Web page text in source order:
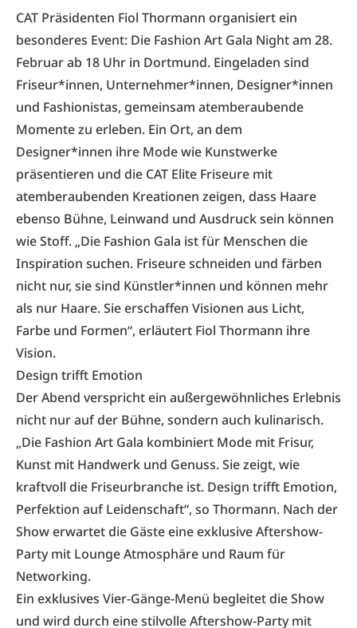
CAT Präsidenten Fiol Thormann organisiert ein
besonderes Event: Die Fashion Art Gala Night am 28.
Februar ab 18 Uhr in Dortmund. Eingeladen sind
Friseur*innen, Unternehmer*innen, Designer*innen
und Fashionistas, gemeinsam atemberaubende
Momente zu erleben. Ein Ort, an dem
Designer*innen ihre Mode wie Kunstwerke
präsentieren und die CAT Elite Friseure mit
atemberaubenden Kreationen zeigen, dass Haare
ebenso Bühne, Leinwand und Ausdruck sein können
wie Stoff. „Die Fashion Gala ist für Menschen die
Inspiration suchen. Friseure schneiden und färben
nicht nur, sie sind Künstler*innen und können mehr
als nur Haare. Sie erschaffen Visionen aus Licht,
Farbe und Formen“, erläutert Fiol Thormann ihre
Vision.
Design trifft Emotion
Der Abend verspricht ein außergewöhnliches Erlebnis
nicht nur auf der Bühne, sondern auch kulinarisch.
„Die Fashion Art Gala kombiniert Mode mit Frisur,
Kunst mit Handwerk und Genuss. Sie zeigt, wie
kraftvoll die Friseurbranche ist. Design trifft Emotion,
Perfektion auf Leidenschaft“, so Thormann. Nach der
Show erwartet die Gäste eine exklusive Aftershow-
Party mit Lounge Atmosphäre und Raum für
Networking.
Ein exklusives Vier-Gänge-Menü begleitet die Show
und wird durch eine stilvolle Aftershow-Party mit